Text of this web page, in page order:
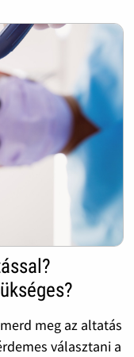
meg az altatás
választani a